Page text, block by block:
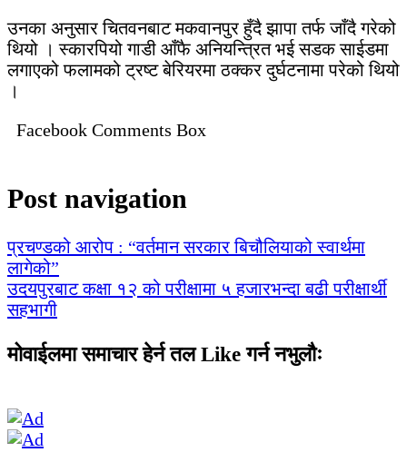
उनका अनुसार चितवनबाट मकवानपुर हुँदै झापा तर्फ जाँदै गरेको
थियो । स्कारपियो गाडी आँफै अनियन्त्रित भई सडक साईडमा
लगाएको फलामको ट्रष्ट बेरियरमा ठक्कर दुर्घटनामा परेको थियो
।
Facebook Comments Box
Post navigation
प्रचण्डको आरोप : “वर्तमान सरकार बिचौलियाको स्वार्थमा
लागेको”
उदयपुरबाट कक्षा १२ को परीक्षामा ५ हजारभन्दा बढी परीक्षार्थी
सहभागी
मोवाईलमा समाचार हेर्न तल Like गर्न नभुलौः